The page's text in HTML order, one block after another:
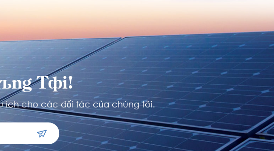
Tôi!
ích cho các đối tác của chúng tôi.